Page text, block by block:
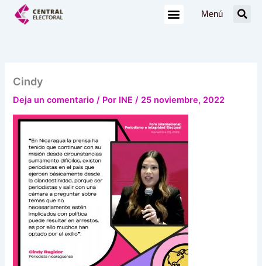
Menú
Cindy
Deja un comentario / Por INE/ 25 noviembre, 2022